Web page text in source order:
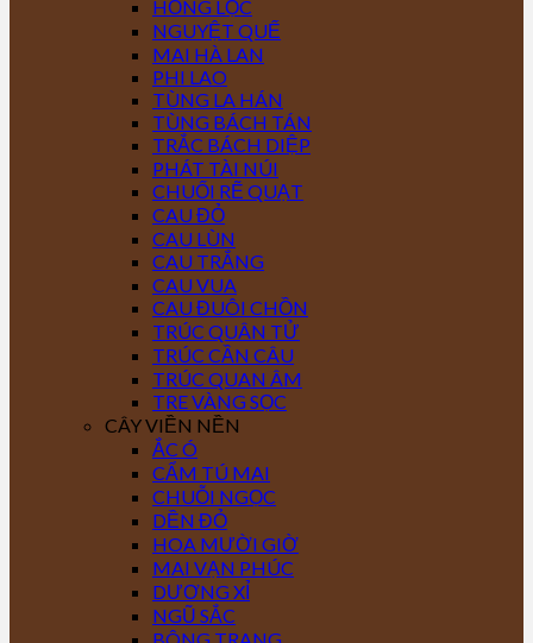
HỒNG LỘC
NGUYỆT QUẾ
MAI HÀ LAN
PHI LAO
TÙNG LA HÁN
TÙNG BÁCH TÁN
TRẮC BÁCH DIỆP
PHÁT TÀI NÚI
CHUỐI RẼ QUẠT
CAU ĐỎ
CAU LÙN
CAU TRẮNG
CAU VUA
CAU ĐUÔI CHỒN
TRÚC QUÂN TỬ
TRÚC CẦN CÂU
TRÚC QUAN ÂM
TRE VÀNG SỌC
CÂY VIỀN NỀN
ẮC Ó
CẨM TÚ MAI
CHUỖI NGỌC
DỀN ĐỎ
HOA MƯỜI GIỜ
MAI VẠN PHÚC
DƯƠNG XỈ
NGŨ SẮC